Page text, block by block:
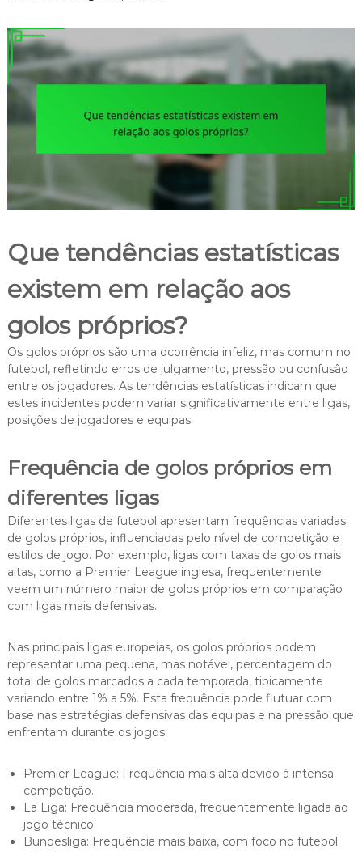
Que tendências estatísticas
existem em relação aos
golos próprios?
Os golos próprios são uma ocorrência infeliz, mas comum no
futebol, refletindo erros de julgamento, pressão ou confusão
entre os jogadores. As tendências estatísticas indicam que
estes incidentes podem variar significativamente entre ligas,
posições de jogadores e equipas.
Frequência de golos próprios em
diferentes ligas
Diferentes ligas de futebol apresentam frequências variadas
de golos próprios, influenciadas pelo nível de competição e
estilos de jogo. Por exemplo, ligas com taxas de golos mais
altas, como a Premier League inglesa, frequentemente
veem um número maior de golos próprios em comparação
com ligas mais defensivas.
Nas principais ligas europeias, os golos próprios podem
representar uma pequena, mas notável, percentagem do
total de golos marcados a cada temporada, tipicamente
variando entre 1% a 5%. Esta frequência pode flutuar com
base nas estratégias defensivas das equipas e na pressão que
enfrentam durante os jogos.
Premier League: Frequência mais alta devido à intensa
competição.
La Liga: Frequência moderada, frequentemente ligada ao
jogo técnico.
Bundesliga: Frequência mais baixa, com foco no futebol